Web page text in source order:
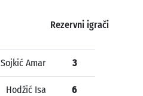
Rezervni igrači
Sojkić Amar 3
Hodžić Isa 6